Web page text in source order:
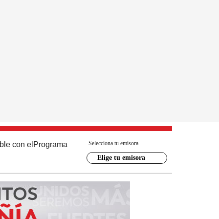
con el Programa Selecciona tu emisora
Elige tu emisora